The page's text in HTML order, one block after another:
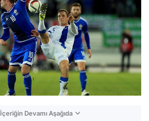
İçeriğin Devamı Aşağıda